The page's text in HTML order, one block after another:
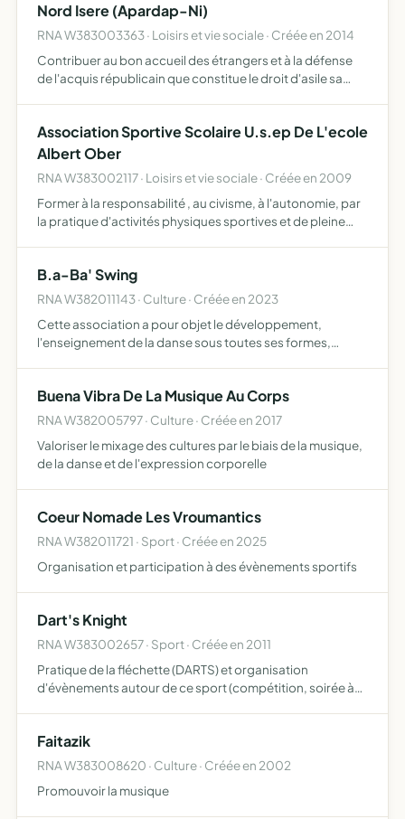
Nord Isere (Apardap-Ni)
RNA W383003363 · Loisirs et vie sociale · Créée en 2014
Contribuer au bon accueil des étrangers et à la défense
de l'acquis républicain que constitue le droit d'asile sa
Association Sportive Scolaire U.s.ep De L'ecole
Albert Ober
RNA W383002117 · Loisirs et vie sociale · Créée en 2009
Former à la responsabilité , au civisme, à l'autonomie, par
la pratique d'activités physiques sportives et de pleine
B.a-Ba' Swing
RNA W382011143 · Culture · Créée en 2023
Cette association a pour objet le développement,
l'enseignement de la danse sous toutes ses formes,
professionnels et …
Buena Vibra De La Musique Au Corps
RNA W382005797 · Culture · Créée en 2017
Valoriser le mixage des cultures par le biais de la musique,
de la danse et de l'expression corporelle
Coeur Nomade Les Vroumantics
RNA W382011721 · Sport · Créée en 2025
Organisation et participation à des évènements sportifs
Dart's Knight
RNA W383002657 · Sport · Créée en 2011
Pratique de la fléchette (DARTS) et organisation
d'évènements autour de ce sport (compétition, soirée à
Faitazik
RNA W383008620 · Culture · Créée en 2002
Promouvoir la musique